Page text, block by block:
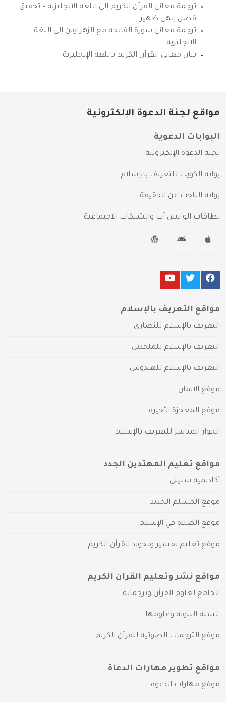
ترجمة معاني القرآن الكريم إلى اللغة الإنجليزية – تحقيق
فضل إلهي ظهير
ترجمة معاني سورة الفاتحة مع الزهراوين إلى اللغة
الإنجليزية
بيان معاني القرآن الكريم باللغة الإنجليزية
مواقع لجنة الدعوة الإلكترونية
البوابات الدعوية
لجنة الدعوة الإلكترونية
بوابة الكويت للتعريف بالإسلام
بوابة الباحث عن الحقيقة
بطاقات الواتس آب والشبكات الاجتماعية
مواقع التعريف بالإسلام
التعريف بالإسلام للنصارى
التعريف بالإسلام للملحدين
التعريف بالإسلام للهندوس
موقع الإيمان
موقع المعجزة الأخيرة
الحوار المباشر للتعريف بالإسلام
مواقع تعليم المهتدين الجدد
أكاديمية سبيلي
موقع المسلم الجديد
موقع الصلاة في الإسلام
موقع تعليم تفسير وتجويد القرآن الكريم
مواقع نشر وتعليم القرآن الكريم
الجامع لعلوم القرآن وترجماته
السنة النبوية وعلومها
موقع الترجمات الصوتية للقرآن الكريم
مواقع تطوير مهارات الدعاة
موقع مهارات الدعوة